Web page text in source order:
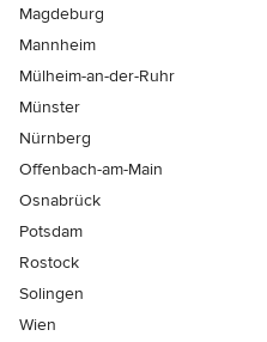
Magdeburg
Mannheim
Mülheim-an-der-Ruhr
Münster
Nürnberg
Offenbach-am-Main
Osnabrück
Potsdam
Rostock
Solingen
Wien